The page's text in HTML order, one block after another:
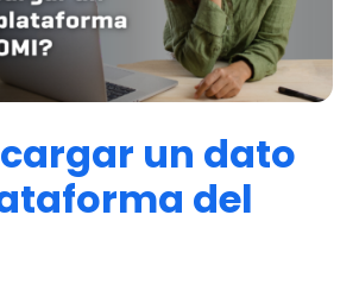
un dato
del